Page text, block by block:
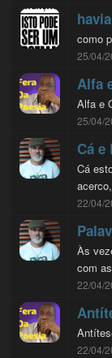
como
25/04/
Alfa
Alfa e
25/04/
Cá e
Cá
22/04/
Às
com
22/04/
22/04/